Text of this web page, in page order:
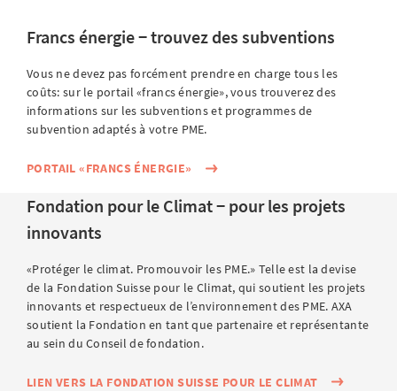
Francs énergie − trouvez des subventions
Vous ne devez pas forcément prendre en charge tous les
coûts: sur le portail «francs énergie», vous trouverez des
informations sur les subventions et programmes de
subvention adaptés à votre PME.
PORTAIL «FRANCS ÉNERGIE»
Fondation pour le Climat − pour les projets
innovants
«Protéger le climat. Promouvoir les PME.» Telle est la devise
de la Fondation Suisse pour le Climat, qui soutient les projets
innovants et respectueux de l’environnement des PME. AXA
soutient la Fondation en tant que partenaire et représentante
au sein du Conseil de fondation.
LIEN VERS LA FONDATION SUISSE POUR LE CLIMAT